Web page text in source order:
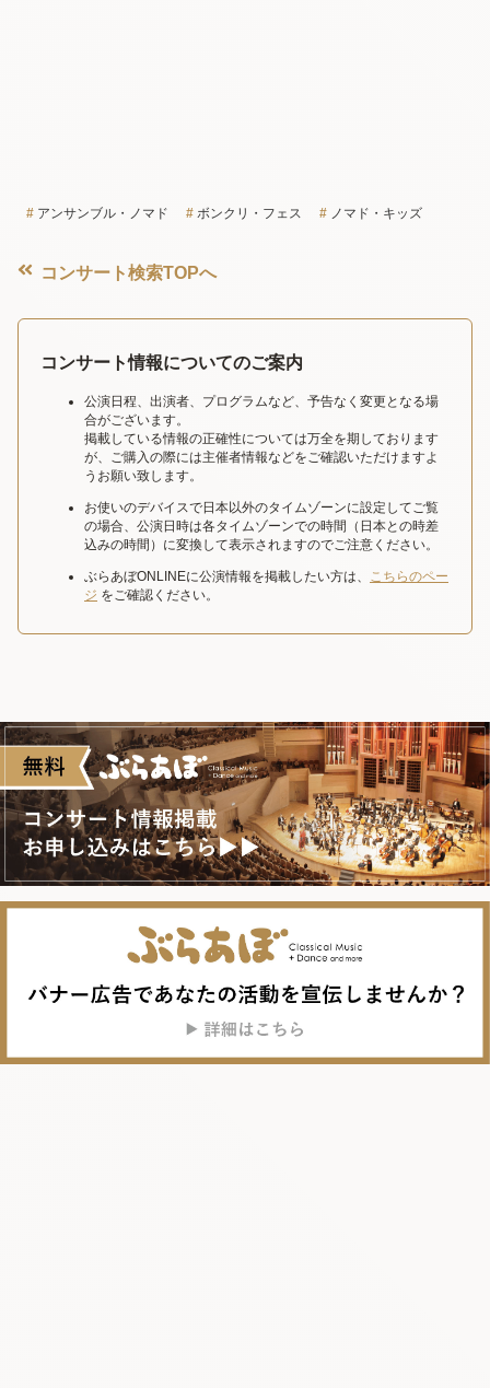
アンサンブル・ノマド ボンクリ・フェス ノマド・キッズ
コンサート検索TOPへ
コンサート情報についてのご案内
公演日程、出演者、プログラムなど、予告なく変更となる場
合がございます。
掲載している情報の正確性については万全を期しております
が、ご購入の際には主催者情報などをご確認いただけますよ
うお願い致します。
お使いのデバイスで日本以外のタイムゾーンに設定してご覧
の場合、公演日時は各タイムゾーンでの時間（日本との時差
込みの時間）に変換して表示されますのでご注意ください。
ぶらあぼONLINEに公演情報を掲載したい方は、 こちらのペー
ジ をご確認ください。